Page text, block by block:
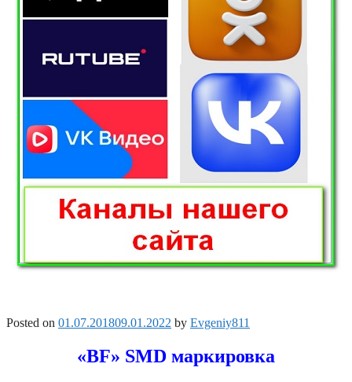
Posted on 01.07.201809.01.2022 by Evgeniy811
«BF» SMD маркировка